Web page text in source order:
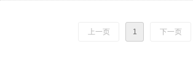
上一页 1 下一页